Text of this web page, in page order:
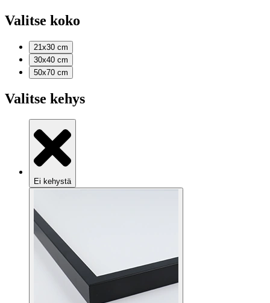
Valitse koko
21x30 cm
30x40 cm
50x70 cm
Valitse kehys
Ei kehystä